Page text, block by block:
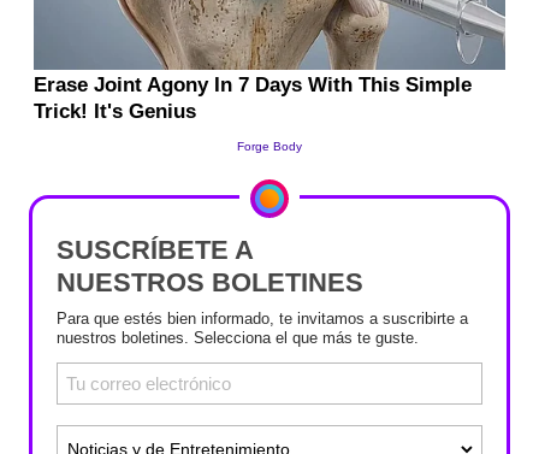
SUSCRÍBETE A
NUESTROS BOLETINES
Para que estés bien informado, te invitamos a suscribirte a
nuestros boletines. Selecciona el que más te guste.